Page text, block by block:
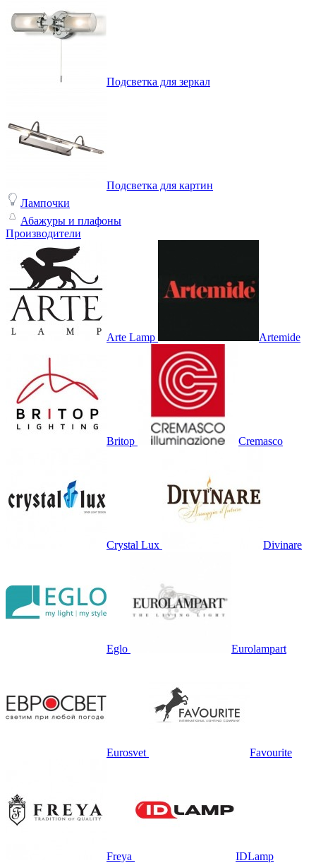
Подсветка для зеркал
Подсветка для картин
Лампочки
Абажуры и плафоны
Производители
Arte Lamp Artemide
Britop Cremasco
Crystal Lux Divinare
Eglo Eurolampart
Eurosvet Favourite
Freya IDLamp